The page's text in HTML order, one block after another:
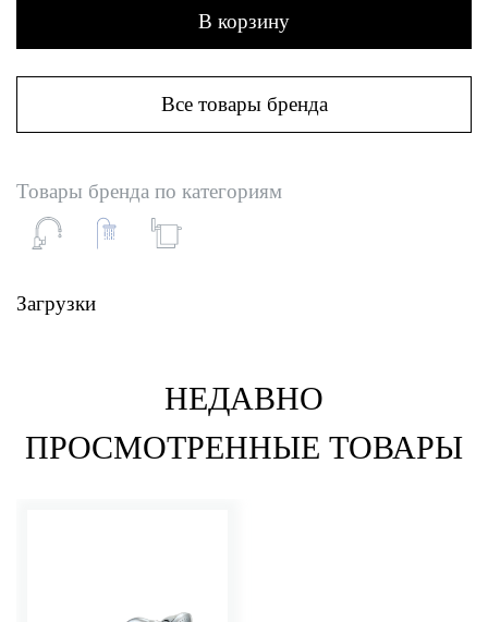
В корзину
Все товары бренда
Товары бренда по категориям
Загрузки
НЕДАВНО
ПРОСМОТРЕННЫЕ ТОВАРЫ